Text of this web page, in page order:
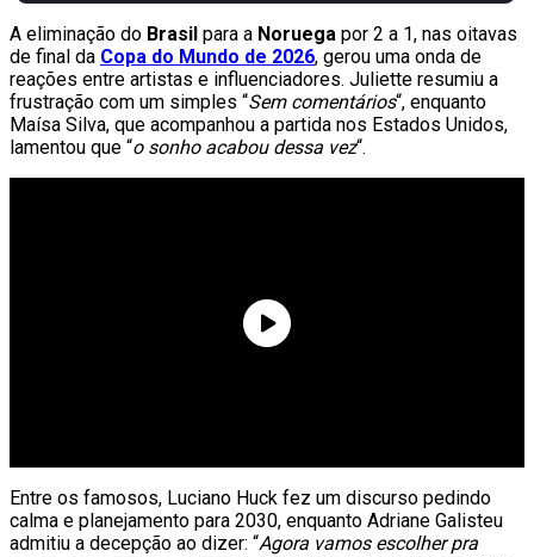
A eliminação do Brasil para a Noruega por 2 a 1, nas oitavas
de final da Copa do Mundo de 2026, gerou uma onda de
reações entre artistas e influenciadores. Juliette resumiu a
frustração com um simples “Sem comentários“, enquanto
Maísa Silva, que acompanhou a partida nos Estados Unidos,
lamentou que “o sonho acabou dessa vez“.
Entre os famosos, Luciano Huck fez um discurso pedindo
calma e planejamento para 2030, enquanto Adriane Galisteu
admitiu a decepção ao dizer: “Agora vamos escolher pra